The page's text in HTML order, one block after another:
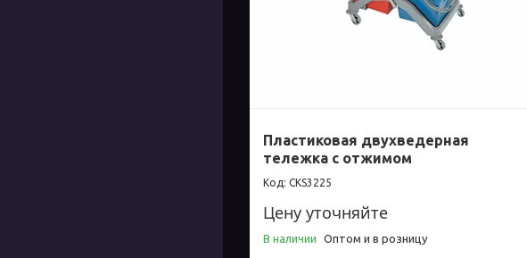
Пластиковая двухведерная
тележка с отжимом
CKS3225
Цену уточняйте
В наличии Оптом и в розницу